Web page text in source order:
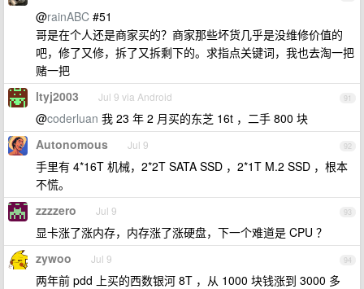
@rainABC #51
哥是在个人还是商家买的？商家那些坏货几乎是没维修价值的
吧，修了又修，拆了又拆剩下的。求指点关键词，我也去淘一把
赌一把
91
ltyj2003 Jul 9 via Android
@coderluan 我 23 年 2 月买的东芝 16t ，二手 800 块
92
Autonomous Jul 9
手里有 4*16T 机械，2*2T SATA SSD ，2*1T M.2 SSD ，根本
不慌。
93
zzzzero Jul 9
显卡涨了涨内存，内存涨了涨硬盘，下一个难道是 CPU ？
94
zywoo Jul 9
两年前 pdd 上买的西数银河 8T ，从 1000 块钱涨到 3000 多